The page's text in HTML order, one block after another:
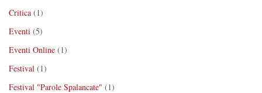
Critica (1)
Eventi (5)
Eventi Online (1)
Festival (1)
Festival "Parole Spalancate" (1)